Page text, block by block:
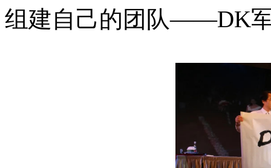
组建自己的团队——DK